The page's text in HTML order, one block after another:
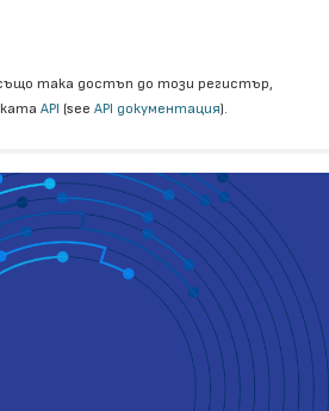
така достъп до този регистър,
API (see API документация).